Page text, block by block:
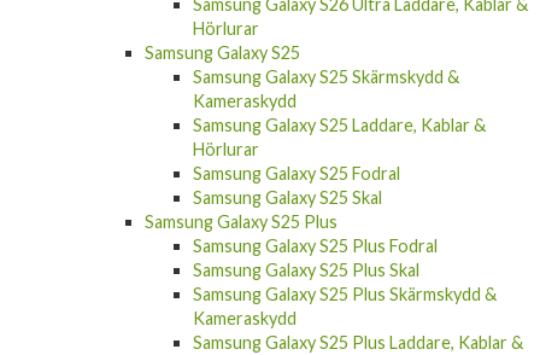
Samsung Galaxy S26 Ultra Laddare, Kablar &
Hörlurar
Samsung Galaxy S25
Samsung Galaxy S25 Skärmskydd &
Kameraskydd
Samsung Galaxy S25 Laddare, Kablar &
Hörlurar
Samsung Galaxy S25 Fodral
Samsung Galaxy S25 Skal
Samsung Galaxy S25 Plus
Samsung Galaxy S25 Plus Fodral
Samsung Galaxy S25 Plus Skal
Samsung Galaxy S25 Plus Skärmskydd &
Kameraskydd
Samsung Galaxy S25 Plus Laddare, Kablar &